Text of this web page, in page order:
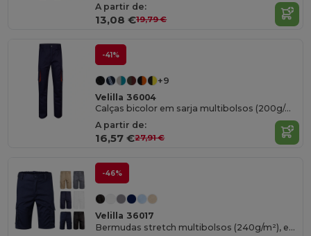
A partir de:
13,08 €19,79 €
-41%
+9
Velilla 36004
Calças bicolor em sarja multibolsos (200g/m²), em algodão (35%) e poliéster (65%)
A partir de:
16,57 €27,91 €
-46%
Velilla 36017
Bermudas stretch multibolsos (240g/m²), em algodão (46%), EME (38%) e poliéster (16%)